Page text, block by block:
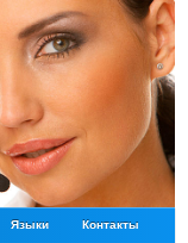
Языки Контакты